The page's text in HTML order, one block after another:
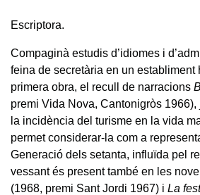
Escriptora.
Compaginà estudis d’idiomes i
feina de secretària en un establiment
primera obra, el recull de narracions
premi Vida Nova, Cantonigròs
la incidència del turisme en la vida
permet considerar-la com a
Generació dels setanta, influïda pel
vessant és present també en les
(1968, premi Sant Jordi 1967) i La